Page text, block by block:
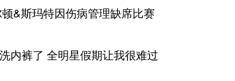
顿&斯玛特因伤病管理缺席比赛
洗内裤了 全明星假期让我很难过